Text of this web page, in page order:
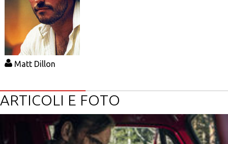
Matt Dillon
ARTICOLI E FOTO